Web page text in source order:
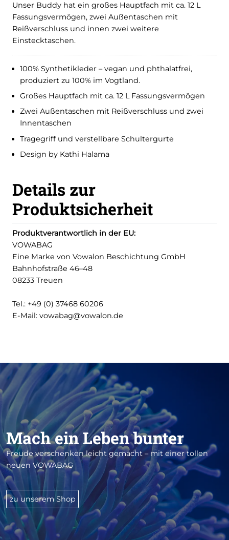
Unser Buddy hat ein großes Hauptfach mit ca. 12 L
Fassungsvermögen, zwei Außentaschen mit
Reißverschluss und innen zwei weitere
Einstecktaschen.
100% Synthetikleder – vegan und phthalatfrei,
produziert zu 100% im Vogtland.
Großes Hauptfach mit ca. 12 L Fassungsvermögen
Zwei Außentaschen mit Reißverschluss und zwei
Innentaschen
Tragegriff und verstellbare Schultergurte
Design by Kathi Halama
Details zur
Produktsicherheit
Produktverantwortlich in der EU:
VOWABAG
Eine Marke von Vowalon Beschichtung GmbH
Bahnhofstraße 46–48
08233 Treuen
Tel.: +49 (0) 37468 60206
E-Mail: vowabag@vowalon.de
Mach ein Leben bunter
Freude verschenken leicht gemacht – mit einer tollen
neuen VOWABAG
zu unserem Shop